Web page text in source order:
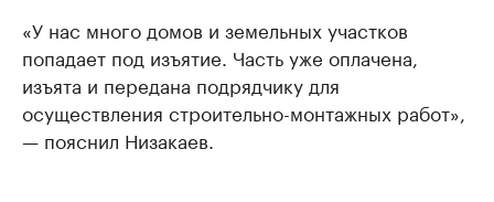
«У нас много домов и земельных участков
попадает под изъятие. Часть уже оплачена,
изъята и передана подрядчику для
осуществления строительно-монтажных работ»,
— пояснил Низакаев.